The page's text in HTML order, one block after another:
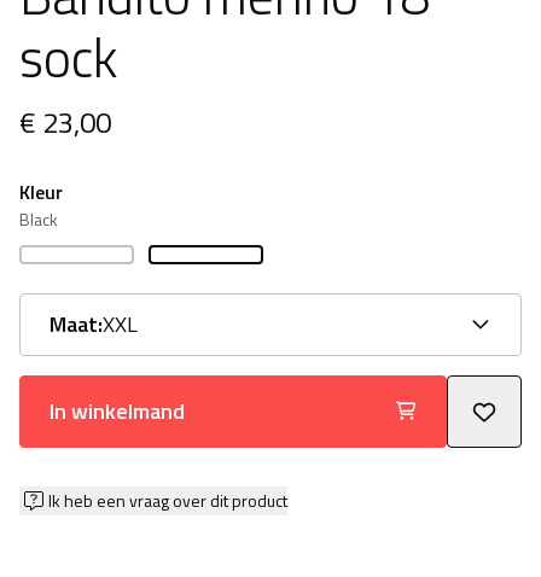
sock
€ 23,00
Kleur
Black
Maat:XXL
In winkelmand
Ik heb een vraag over dit product